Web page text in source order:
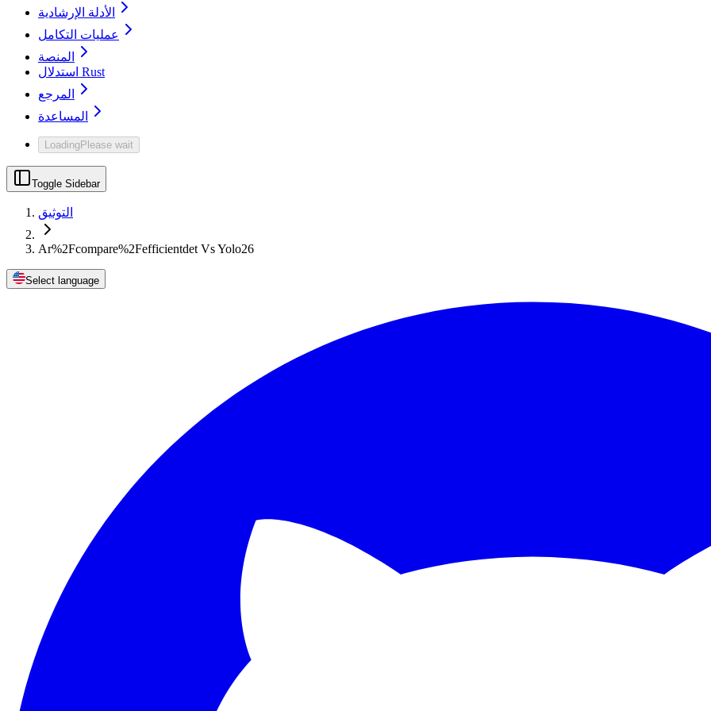
الأدلة الإرشادية
عمليات التكامل
المنصة
استدلال Rust
المرجع
المساعدة
LoadingPlease wait
Toggle Sidebar
التوثيق
Ar%2Fcompare%2Fefficientdet Vs Yolo26
Select language